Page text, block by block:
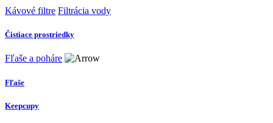
Kávové filtre Filtrácia vody
Čistiace prostriedky
Fľaše a poháre
Fľaše
Keepcupy